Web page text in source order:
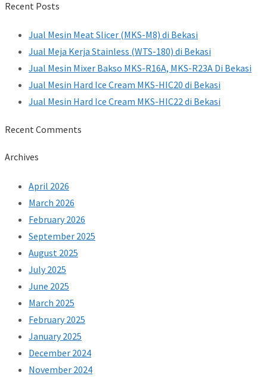
Recent Posts
Jual Mesin Meat Slicer (MKS-M8) di Bekasi
Jual Meja Kerja Stainless (WTS-180) di Bekasi
Jual Mesin Mixer Bakso MKS-R16A, MKS-R23A Di Bekasi
Jual Mesin Hard Ice Cream MKS-HIC20 di Bekasi
Jual Mesin Hard Ice Cream MKS-HIC22 di Bekasi
Recent Comments
Archives
April 2026
March 2026
February 2026
September 2025
August 2025
July 2025
June 2025
March 2025
February 2025
January 2025
December 2024
November 2024